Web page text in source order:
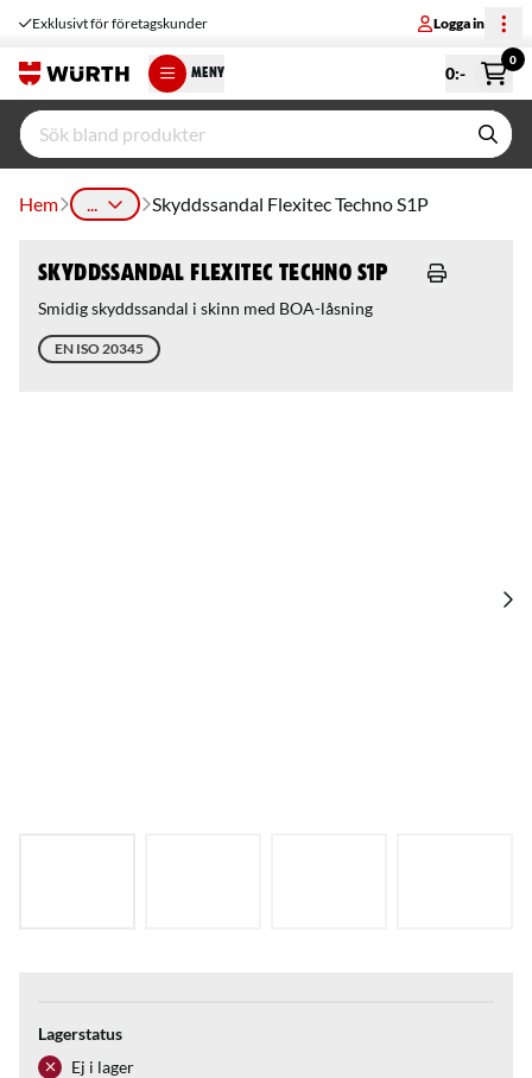
Exklusivt för företagskunder Logga in
MENY 0:-
0
Hem ... Skyddssandal Flexitec Techno S1P
Skyddssandal Flexitec Techno S1P
Smidig skyddssandal i skinn med BOA-låsning
EN ISO 20345
Lagerstatus
Ej i lager